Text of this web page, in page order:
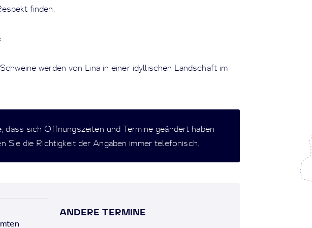
finden.
werden von Lina in einer idyllischen Landschaft im
dass sich Öffnungszeiten und Termine geändert haben
Sie die Richtigkeit der Angaben immer telefonisch.
ANDERE TERMINE